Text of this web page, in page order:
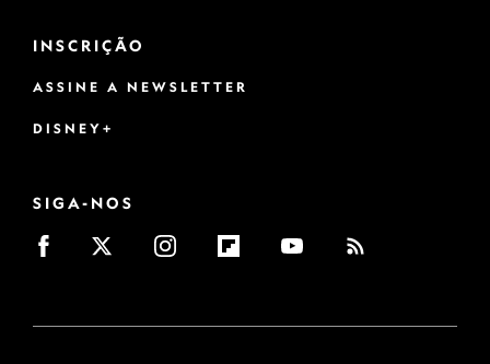
INSCRIÇÃO
ASSINE A NEWSLETTER
DISNEY+
SIGA-NOS